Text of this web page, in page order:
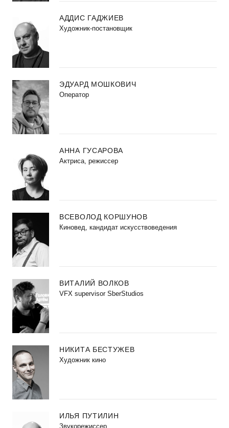
АДДИС ГАДЖИЕВ
Художник-постановщик
ЭДУАРД МОШКОВИЧ
Оператор
АННА ГУСАРОВА
Актриса, режиссер
ВСЕВОЛОД КОРШУНОВ
Киновед, кандидат искусствоведения
ВИТАЛИЙ ВОЛКОВ
VFX supervisor SberStudios
НИКИТА БЕСТУЖЕВ
Художник кино
ИЛЬЯ ПУТИЛИН
Звукорежиссер